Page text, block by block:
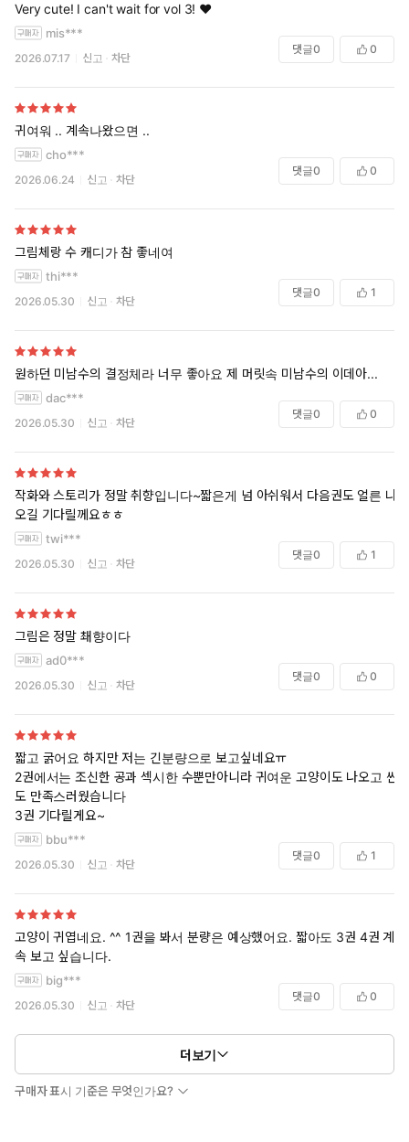
Very cute! I can't wait for vol 3! ❤️
mis***
2026.07.17 신고 차단
댓글0 0
귀여워 .. 계속나왔으면 ..
cho***
2026.06.24 신고 차단
댓글0 0
그림체랑 수 캐디가 참 좋네여
thi***
2026.05.30 신고 차단
댓글0 1
원하던 미남수의 결정체라 너무 좋아요 제 머릿속 미남수의 이데아...
dac***
2026.05.30 신고 차단
댓글0 0
작화와 스토리가 정말 취향입니다~짧은게 넘 아쉬워서 다음권도 얼른 나
오길 기다릴께요ㅎㅎ
twi***
2026.05.30 신고 차단
댓글0 1
그림은 정말 쵀향이다
ad0***
2026.05.30 신고 차단
댓글0 0
짧고 굵어요 하지만 저는 긴분량으로 보고싶네요ㅠ
2권에서는 조신한 공과 섹시한 수뿐만아니라 귀여운 고양이도 나오고 씬
도 만족스러웠습니다
3권 기다릴게요~
bbu***
2026.05.30 신고 차단
댓글0 1
고양이 귀엽네요. ^^ 1권을 봐서 분량은 예상했어요. 짧아도 3권 4권 계
속 보고 싶습니다.
big***
2026.05.30 신고 차단
댓글0 0
더보기
구매자 표시 기준은 무엇인가요?